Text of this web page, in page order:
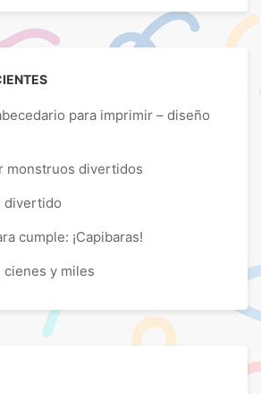
para imprimir – diseño
monstruos divertidos
divertido
cumple: ¡Capibaras!
cienes y miles